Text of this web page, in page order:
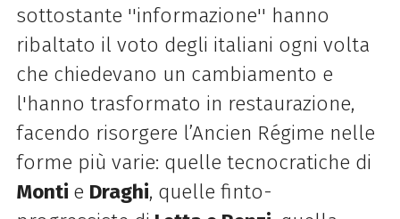
sottostante ''informazione'' hanno
ribaltato il voto degli italiani ogni volta
che chiedevano un cambiamento e
l'hanno trasformato in restaurazione,
facendo risorgere l’Ancien Régime nelle
forme più varie: quelle tecnocratiche di
Monti e Draghi, quelle finto-